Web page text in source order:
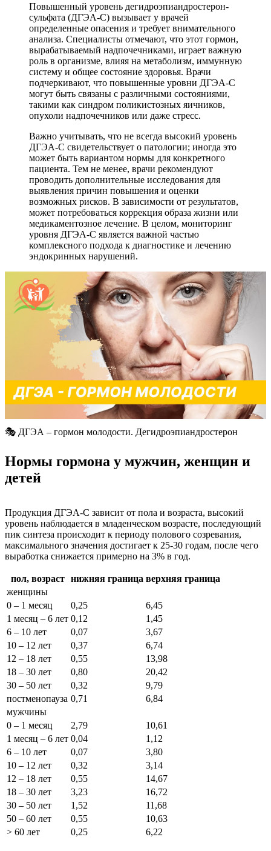
Повышенный уровень дегидроэпиандростерон-
сульфата (ДГЭА-С) вызывает у врачей
определенные опасения и требует внимательного
анализа. Специалисты отмечают, что этот гормон,
вырабатываемый надпочечниками, играет важную
роль в организме, влияя на метаболизм, иммунную
систему и общее состояние здоровья. Врачи
подчеркивают, что повышенные уровни ДГЭА-С
могут быть связаны с различными состояниями,
такими как синдром поликистозных яичников,
опухоли надпочечников или даже стресс.
Важно учитывать, что не всегда высокий уровень
ДГЭА-С свидетельствует о патологии; иногда это
может быть вариантом нормы для конкретного
пациента. Тем не менее, врачи рекомендуют
проводить дополнительные исследования для
выявления причин повышения и оценки
возможных рисков. В зависимости от результатов,
может потребоваться коррекция образа жизни или
медикаментозное лечение. В целом, мониторинг
уровня ДГЭА-С является важной частью
комплексного подхода к диагностике и лечению
эндокринных нарушений.
🎭 ДГЭА – гормон молодости. Дегидроэпиандростерон
Нормы гормона у мужчин, женщин и
детей
Продукция ДГЭА-С зависит от пола и возраста, высокий
уровень наблюдается в младенческом возрасте, последующий
пик синтеза происходит к периоду полового созревания,
максимального значения достигает к 25-30 годам, после чего
выработка снижается примерно на 3% в год.
пол, возраст нижняя граница верхняя граница
женщины
0 – 1 месяц
0,25
6,45
1 месяц – 6 лет 0,12
1,45
6 – 10 лет
0,07
3,67
10 – 12 лет
0,37
6,74
12 – 18 лет
0,55
13,98
18 – 30 лет
0,80
20,42
30 – 50 лет
0,32
9,79
постменопауза 0,71
6,84
мужчины
0 – 1 месяц
2,79
10,61
1 месяц – 6 лет 0,04
1,12
6 – 10 лет
0,07
3,80
10 – 12 лет
0,32
3,14
12 – 18 лет
0,55
14,67
18 – 30 лет
3,23
16,72
30 – 50 лет
1,52
11,68
50 – 60 лет
0,55
10,63
> 60 лет
0,25 6,22